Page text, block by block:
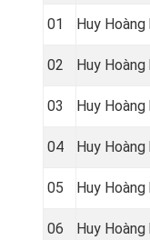
01 Huy
02 Huy
03 Huy
04 Huy
05 Huy
06 Huy